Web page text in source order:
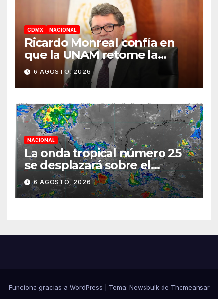
CDMX NACIONAL
Ricardo Monreal confía en
que la UNAM retome la
normalidad e inicie el
semestre mediante el
diálogo
6 AGOSTO, 2026
NACIONAL
La onda tropical número 25
se desplazará sobre el
sureste mexicano
6 AGOSTO, 2026
Funciona gracias a WordPress Tema: Newsbulkde Themeansar